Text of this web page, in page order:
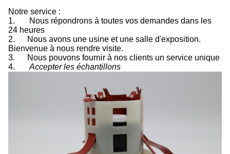
Notre service :
1.
Nous répondrons à toutes vos demandes dans les
24 heures
2.
Nous avons une usine et une salle d'exposition.
Bienvenue à nous rendre visite.
3.
Nous pouvons fournir à nos clients un service unique
4.
Accepter les échantillons